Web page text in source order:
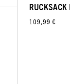
109,99 €